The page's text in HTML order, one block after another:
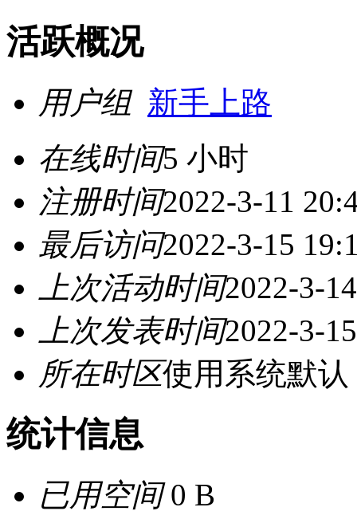
活跃概况
用户组 新手上路
在线时间5 小时
注册时间2022-3-11
最后访问2022-3-15
上次活动时间2022-3-
上次发表时间2022-3-
所在时区使用系统默认
统计信息
已用空间0 B